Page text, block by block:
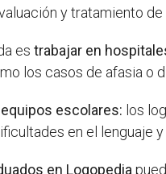
y tratamiento
es trabajar en
los casos de afasia o
escolares: los
en el lenguaje
en Logopedia